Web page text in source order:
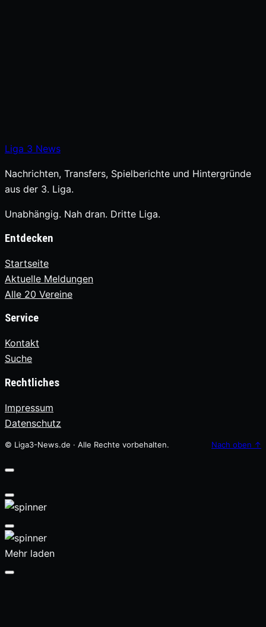
Liga 3 News
Nachrichten, Transfers, Spielberichte und Hintergründe
aus der 3. Liga.
Unabhängig. Nah dran. Dritte Liga.
Entdecken
Startseite
Aktuelle Meldungen
Alle 20 Vereine
Service
Kontakt
Suche
Rechtliches
Impressum
Datenschutz
© Liga3-News.de · Alle Rechte vorbehalten. Nach oben ↑
Mehr laden